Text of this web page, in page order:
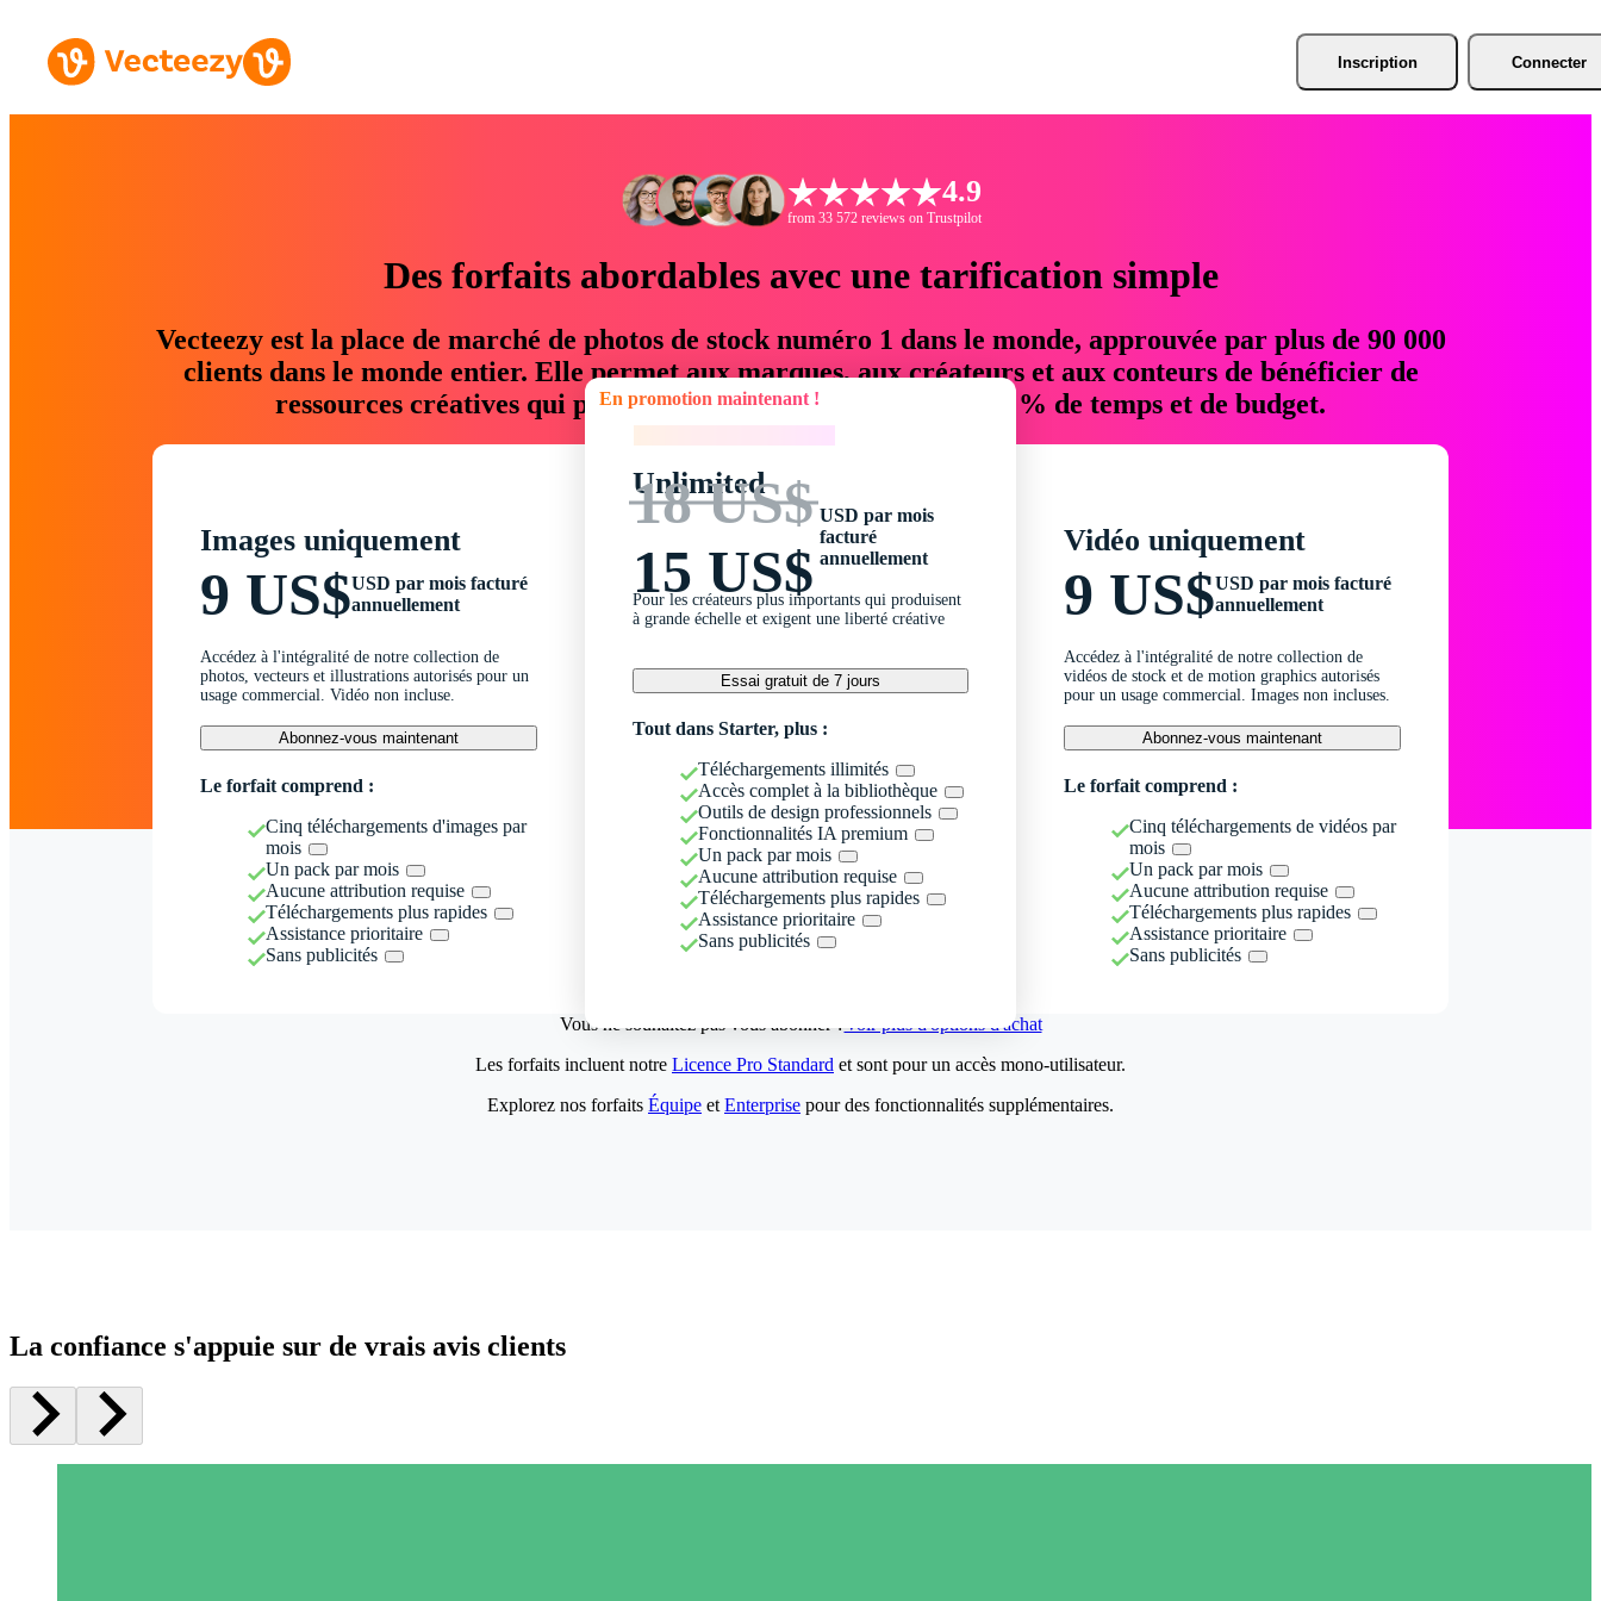
Inscription Connecter
4.9
from 33 572 reviews on Trustpilot
Des forfaits abordables avec une tarification simple
Vecteezy est la place de marché de photos de stock numéro 1 dans le monde, approuvée par plus de 90 000
clients dans le monde entier. Elle permet aux marques, aux créateurs et aux conteurs de bénéficier de
ressources créatives qui permettent d'économiser jusqu'à 76 % de temps et de budget.
Images uniquement
9 US$USD par mois facturé
annuellement
Accédez à l'intégralité de notre collection de
photos, vecteurs et illustrations autorisés pour un
usage commercial. Vidéo non incluse.
Abonnez-vous maintenant
Le forfait comprend :
Cinq téléchargements d'images par
mois
Un pack par mois
Aucune attribution requise
Téléchargements plus rapides
Assistance prioritaire
Sans publicités
En promotion maintenant !
Unlimited
18 US$
15 US$
USD par mois
facturé
annuellement
Pour les créateurs plus importants qui produisent
à grande échelle et exigent une liberté créative
Essai gratuit de 7 jours
Tout dans Starter, plus :
Téléchargements illimités
Accès complet à la bibliothèque
Outils de design professionnels
Fonctionnalités IA premium
Un pack par mois
Aucune attribution requise
Téléchargements plus rapides
Assistance prioritaire
Sans publicités
Vidéo uniquement
9 US$USD par mois facturé
annuellement
Accédez à l'intégralité de notre collection de
vidéos de stock et de motion graphics autorisés
pour un usage commercial. Images non incluses.
Abonnez-vous maintenant
Le forfait comprend :
Cinq téléchargements de vidéos par
mois
Un pack par mois
Aucune attribution requise
Téléchargements plus rapides
Assistance prioritaire
Sans publicités
Vous ne souhaitez pas vous abonner ?Voir plus d'options d'achat
Les forfaits incluent notre Licence Pro Standard et sont pour un accès mono-utilisateur.
Explorez nos forfaits Équipe et Enterprise pour des fonctionnalités supplémentaires.
La confiance s'appuie sur de vrais avis clients